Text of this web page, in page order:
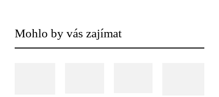
Mohlo by vás zajímat